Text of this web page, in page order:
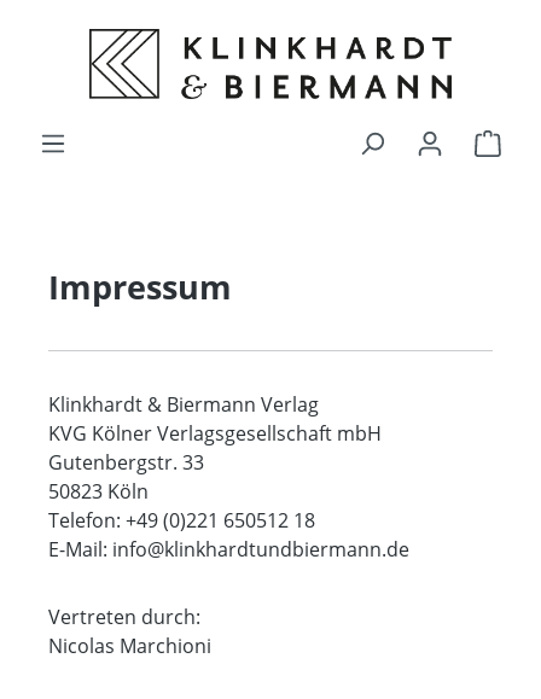
springen
Impressum
Klinkhardt & Biermann Verlag
KVG Kölner Verlagsgesellschaft mbH
Gutenbergstr. 33
50823 Köln
Telefon: +49 (0)221 650512 18
E-Mail: info@klinkhardtundbiermann.de
Vertreten durch:
Nicolas Marchioni